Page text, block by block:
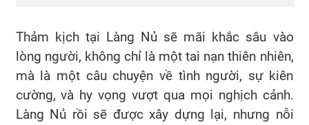
Thảm kịch tại Làng Nủ sẽ mãi khắc sâu vào
lòng người, không chỉ là một tai nạn thiên nhiên,
mà là một câu chuyện về tình người, sự kiên
cường, và hy vọng vượt qua mọi nghịch cảnh.
Làng Nủ rồi sẽ được xây dựng lại, nhưng nỗi